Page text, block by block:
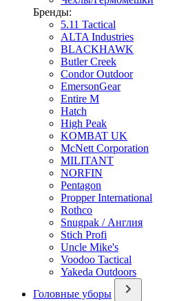
Бренды:
5.11 Tactical
ALTA Industries
BLACKHAWK
Butler Creek
Condor Outdoor
EmersonGear
Entire M
Hatch
High Peak
KOMBAT UK
McNett Corporation
MILITANT
NORFIN
Pentagon
Propper International
Rothco
Snugpak / Англия
Stich Profi
Uncle Mike's
Voodoo Tactical
Yakeda Outdoors
Головные уборы